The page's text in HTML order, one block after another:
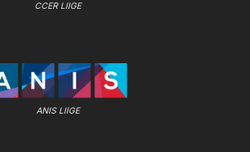
CCER LIIGE
ANIS LIIGE